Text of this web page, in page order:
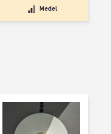
Medel